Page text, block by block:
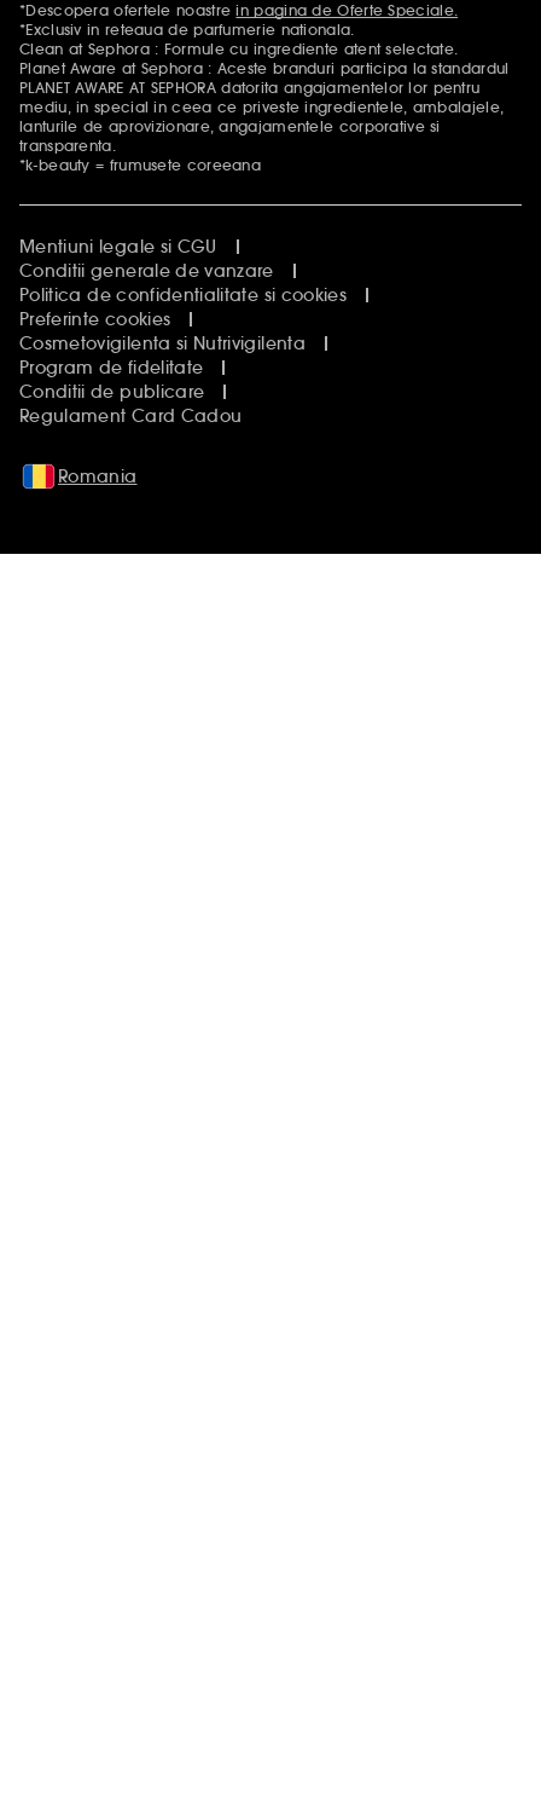
Mentiuni aditionale
*Descopera ofertele noastrein pagina de Oferte Speciale.
*Exclusiv in reteaua de parfumerie nationala.
Clean at Sephora : Formule cu ingrediente atent selectate.
Planet Aware at Sephora : Aceste branduri participa la standardul
PLANET AWARE AT SEPHORA datorita angajamentelor lor pentru
mediu, in special in ceea ce priveste ingredientele, ambalajele,
lanturile de aprovizionare, angajamentele corporative si
transparenta.
*k-beauty = frumusete coreeana
Mentiuni legale si CGU
Conditii generale de vanzare
Politica de confidentialitate si cookies
Preferinte cookies
Cosmetovigilenta si Nutrivigilenta
Program de fidelitate
Conditii de publicare
Regulament Card Cadou
Romania